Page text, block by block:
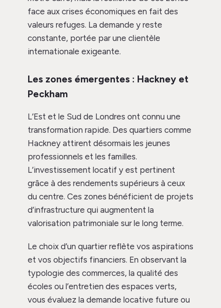
face aux crises économiques en fait des
valeurs refuges. La demande y reste
constante, portée par une clientèle
internationale exigeante.
Les zones émergentes : Hackney et
Peckham
L’Est et le Sud de Londres ont connu une
transformation rapide. Des quartiers comme
Hackney attirent désormais les jeunes
professionnels et les familles.
L’investissement locatif y est pertinent
grâce à des rendements supérieurs à ceux
du centre. Ces zones bénéficient de projets
d’infrastructure qui augmentent la
valorisation patrimoniale sur le long terme.
Le choix d’un quartier reflète vos aspirations
et vos objectifs financiers. En observant la
typologie des commerces, la qualité des
écoles ou l’entretien des espaces verts,
vous évaluez la demande locative future ou